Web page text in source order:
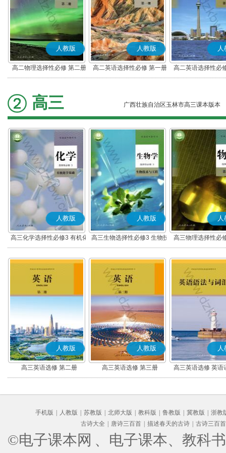
人教版
高二物理选择性必修 第二册
人教版
高二英语选择性必修 第一册
人
高二英语选择性必
高三 广西壮族自治区玉林市高三课本版本
人教版
高三化学选择性必修3 有机化
学基础
人教版
高三生物选择性必修3 生物技
术与工程
人
高三物理选择性必
人教版
高三英语选修 第二册
人教版
高三英语选修 第三册
人
高三英语选修 英语
汇
手机版 人教版 苏教版 北师大版 教科版 鲁教版 冀教版
浙教
古诗大全
唐诗三百首 描述春天的古诗 古诗三百首
©电子课本网 、电子课本、教科